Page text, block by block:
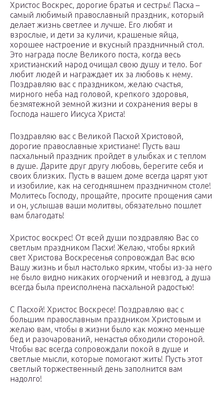
Христос Воскрес, дорогие братья и сестры! Пасха –
самый любимый православный праздник, который
делает жизнь светлее и лучше. Его любят и
взрослые, и дети за куличи, крашеные яйца,
хорошее настроение и вкусный праздничный стол.
Это награда после Великого поста, когда весь
христианский народ очищал свою душу и тело. Бог
любит людей и награждает их за любовь к нему.
Поздравляю вас с праздником, желаю счастья,
мирного неба над головой, крепкого здоровья,
безмятежной земной жизни и сохранения веры в
Господа нашего Иисуса Христа!
Поздравляю вас с Великой Пасхой Христовой,
дорогие православные христиане! Пусть ваш
пасхальный праздник пройдет в улыбках и с теплом
в душе. Дарите друг другу любовь, берегите себя и
своих близких. Пусть в вашем доме всегда царят уют
и изобилие, как на сегодняшнем праздничном столе!
Молитесь Господу, прощайте, просите прощения сами
и он, услышав ваши молитвы, обязательно пошлет
вам благодать!
Христос воскрес! От всей души поздравляю Вас со
светлым праздником Пасхи! Желаю, чтобы яркий
свет Христова Воскресенья сопровождал Вас всю
Вашу жизнь и был настолько ярким, чтобы из-за него
не было видно никаких огорчений и невзгод, а душа
всегда была преисполнена пасхальной радостью!
С Пасхой! Христос Воскресе! Поздравляю вас с
большим православным праздником Христовым и
желаю вам, чтобы в жизни было как можно меньше
бед и разочарований, ненастья обходили стороной.
Чтобы вас всегда сопровождали покой в душе и
светлые мысли, которые помогают жить! Пусть этот
светлый торжественный день заполнится вам
надолго!